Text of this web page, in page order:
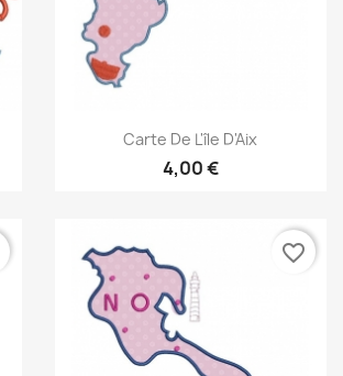
Aperçu rapide
Carte De L'île D'Aix
4,00 €
favorite_border